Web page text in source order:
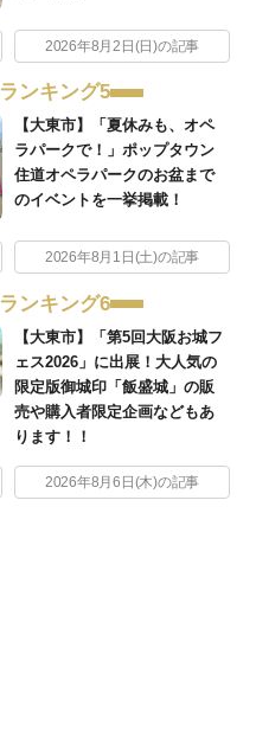
2026年8月2日(日)の記事
ランキング5
【大東市】「夏休みも、オペ
ラパークで！」ポップタウン
住道オペラパークのお盆まで
のイベントを一挙掲載！
2026年8月1日(土)の記事
ランキング6
【大東市】「第5回大阪お城フ
ェス2026」に出展！大人気の
限定版御城印「飯盛城」の販
売や購入者限定企画などもあ
ります！！
2026年8月6日(木)の記事